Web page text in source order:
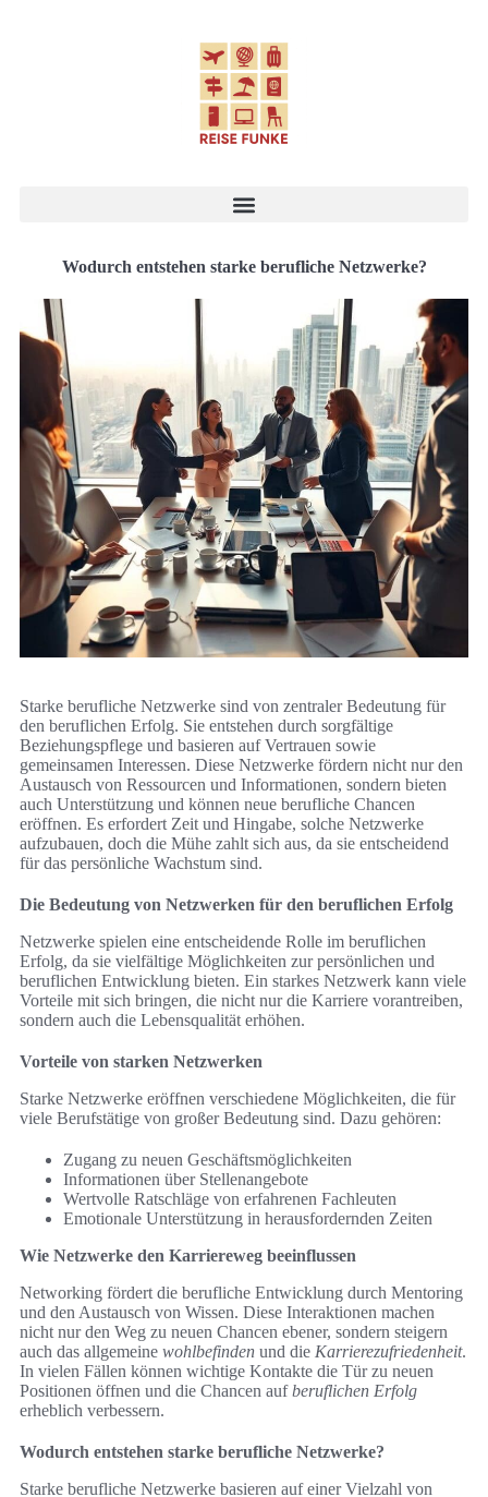
Wodurch entstehen starke berufliche Netzwerke?
Starke berufliche Netzwerke sind von zentraler Bedeutung für
den beruflichen Erfolg. Sie entstehen durch sorgfältige
Beziehungspflege und basieren auf Vertrauen sowie
gemeinsamen Interessen. Diese Netzwerke fördern nicht nur den
Austausch von Ressourcen und Informationen, sondern bieten
auch Unterstützung und können neue berufliche Chancen
eröffnen. Es erfordert Zeit und Hingabe, solche Netzwerke
aufzubauen, doch die Mühe zahlt sich aus, da sie entscheidend
für das persönliche Wachstum sind.
Die Bedeutung von Netzwerken für den beruflichen Erfolg
Netzwerke spielen eine entscheidende Rolle im beruflichen
Erfolg, da sie vielfältige Möglichkeiten zur persönlichen und
beruflichen Entwicklung bieten. Ein starkes Netzwerk kann viele
Vorteile mit sich bringen, die nicht nur die Karriere vorantreiben,
sondern auch die Lebensqualität erhöhen.
Vorteile von starken Netzwerken
Starke Netzwerke eröffnen verschiedene Möglichkeiten, die für
viele Berufstätige von großer Bedeutung sind. Dazu gehören:
Zugang zu neuen Geschäftsmöglichkeiten
Informationen über Stellenangebote
Wertvolle Ratschläge von erfahrenen Fachleuten
Emotionale Unterstützung in herausfordernden Zeiten
Wie Netzwerke den Karriereweg beeinflussen
Networking fördert die berufliche Entwicklung durch Mentoring
und den Austausch von Wissen. Diese Interaktionen machen
nicht nur den Weg zu neuen Chancen ebener, sondern steigern
auch das allgemeine wohlbefinden und die Karrierezufriedenheit.
In vielen Fällen können wichtige Kontakte die Tür zu neuen
Positionen öffnen und die Chancen aufberuflichen Erfolg
erheblich verbessern.
Wodurch entstehen starke berufliche Netzwerke?
Starke berufliche Netzwerke basieren auf einer Vielzahl von